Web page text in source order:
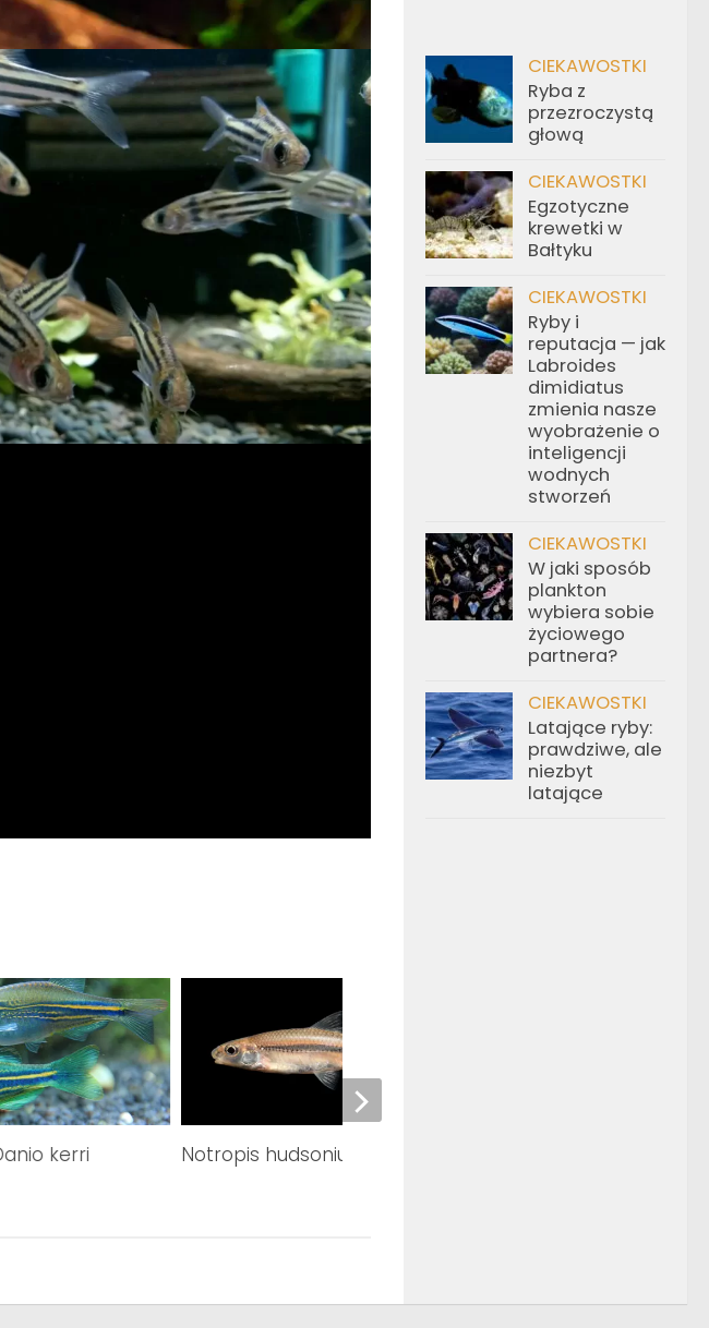
kerri Notropis hudsonius
CIEKAWOSTKI
Ryba z
przezroczystą
głową
CIEKAWOSTKI
Egzotyczne
krewetki w
Bałtyku
CIEKAWOSTKI
Ryby i
reputacja — jak
Labroides
dimidiatus
zmienia nasze
wyobrażenie o
inteligencji
wodnych
stworzeń
CIEKAWOSTKI
W jaki sposób
plankton
wybiera sobie
życiowego
partnera?
CIEKAWOSTKI
Latające ryby:
prawdziwe, ale
niezbyt
latające